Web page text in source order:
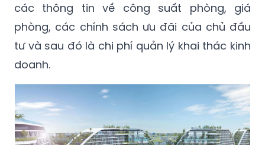
các thông tin về công suất phòng, giá
phòng, các chính sách ưu đãi của chủ đầu
tư và sau đó là chi phí quản lý khai thác kinh
doanh.